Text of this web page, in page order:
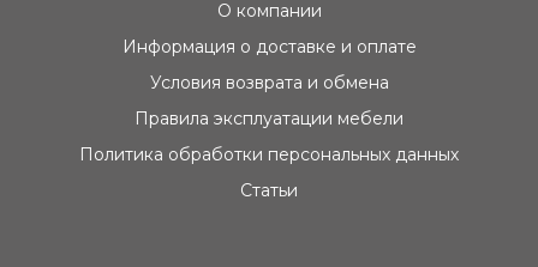
О компании
Информация о доставке и оплате
Условия возврата и обмена
Правила эксплуатации мебели
Политика обработки персональных данных
Статьи